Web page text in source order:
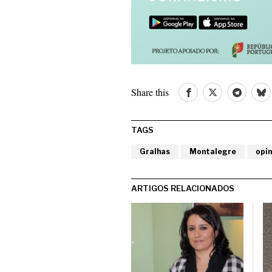
Share this
TAGS
Gralhas Montalegre
ARTIGOS RELACIONADOS